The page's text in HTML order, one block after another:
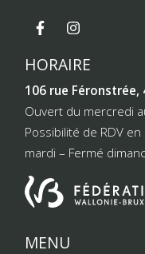
HORAIRE
106 rue Féronstrée,
Ouvert du mercredi
Possibilité de RDV
mardi – Fermé
MENU